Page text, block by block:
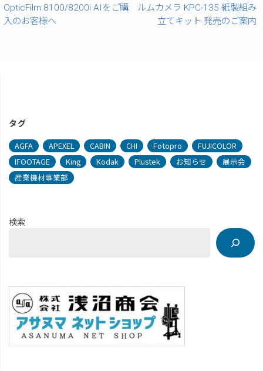
OpticFilm 8100/8200i AIをご購
入のお客様へ
ルムカメラ KPC-135 紙製組み
立てキット 発売のご案内
タグ
AGFA APEXEL CABIN CHI Fotopro
FUJICOLOR
IFOOTAGE
King Kodak Plustek お知らせ
展示会
産業機材事業部
検索